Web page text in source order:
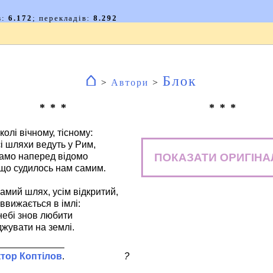
⌂ > Автори > Блок
* * *
вічному, тісному:
шляхи ведуть у Рим,
наперед відомо
судилось нам самим.
шлях, усім відкритий,
в імлі:
небі знов любити
на землі.
Коптілов ?
* * *
ПОКАЗАТИ